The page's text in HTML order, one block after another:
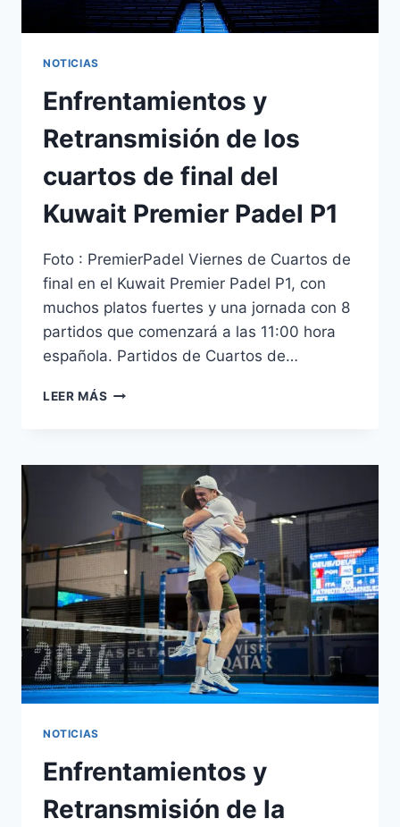
NOTICIAS
Enfrentamientos y
Retransmisión de los
cuartos de final del
Kuwait Premier Padel P1
Foto : PremierPadel Viernes de Cuartos de
final en el Kuwait Premier Padel P1, con
muchos platos fuertes y una jornada con 8
partidos que comenzará a las 11:00 hora
española. Partidos de Cuartos de…
LEER MÁS
NOTICIAS
Enfrentamientos y
Retransmisión de la